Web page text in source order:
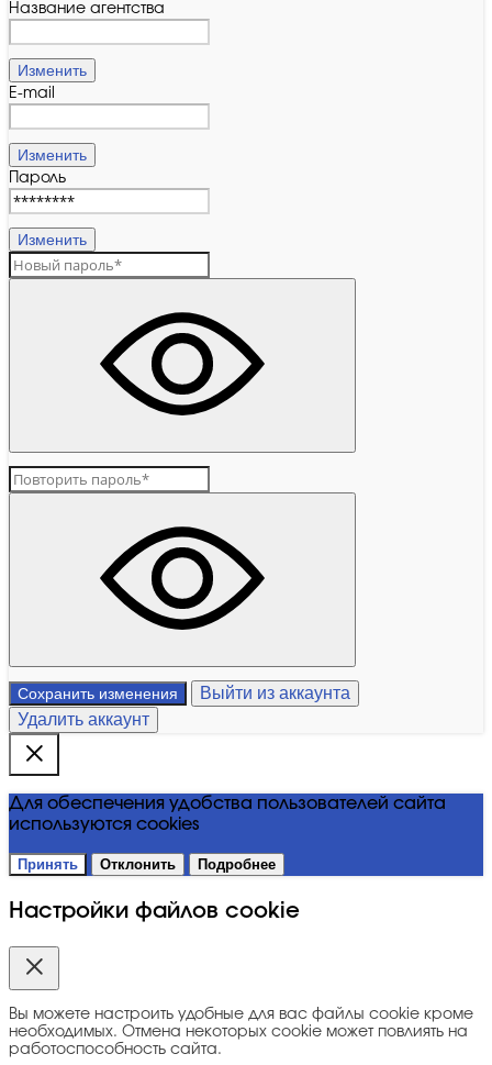
Название агентства
Изменить
E-mail
Изменить
Пароль
Изменить
Сохранить изменения
Выйти из аккаунта
Удалить аккаунт
Для обеспечения удобства пользователей сайта
используются cookies
Принять Отклонить Подробнее
Настройки файлов cookie
Вы можете настроить удобные для вас файлы cookie кроме
необходимых. Отмена некоторых cookie может повлиять на
работоспособность сайта.